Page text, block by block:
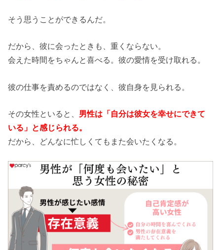
そう思うことができるんだ。
だから、彼に会ったときも、重くならない。
会えた時間をちゃんと喜べる。彼の愛情を受け取れる。
彼の仕事を責めるのではなく、彼自身を見られる。
その女性といると、 男性は「自分は彼女を幸せにできて
いる」と感じられる。
だから、どんなに忙しくてもまた会いたくなる。